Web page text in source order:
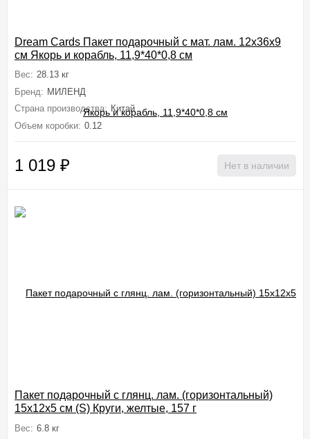
Dream Cards Пакет подарочный с мат. лам. 12x36x9
см Якорь и корабль, 11,9*40*0,8 см
Вес: 28.13 кг
Бренд: МИЛЕНД
Страна производства: Китай
Объем коробки: 0.12
1 019 ₽ Нет в наличии
Пакет подарочный с глянц. лам. (горизонтальный)
15х12х5 см (S) Круги, желтые, 157 г
Вес: 6.8 кг